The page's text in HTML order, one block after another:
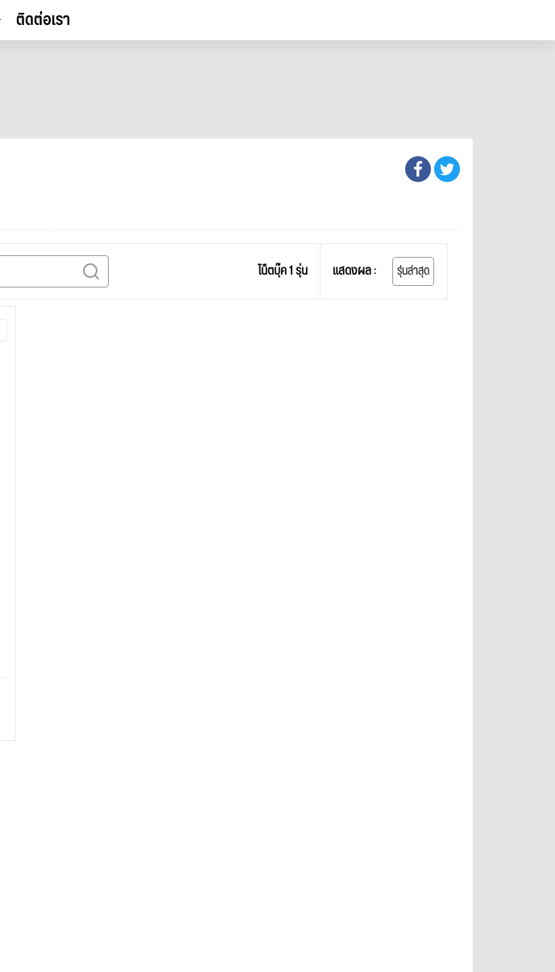
ติดต่อเรา
โน็ตบุ๊ค 1 รุ่น แสดงผล : รุ่นล่าสุด